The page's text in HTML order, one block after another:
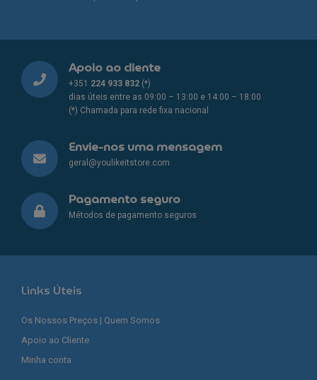
Apoio ao cliente
+351 224 933 832 (*)
dias úteis entre as 09:00 – 13:00 e 14:00 – 18:00
(*) Chamada para rede fixa nacional
Envie-nos uma mensagem
geral@youlikeitstore.com
Pagamento seguro
Métodos de pagamento seguros
Links Úteis
Os Nossos Preços | Quem Somos
Apoio ao Cliente
Minha conta